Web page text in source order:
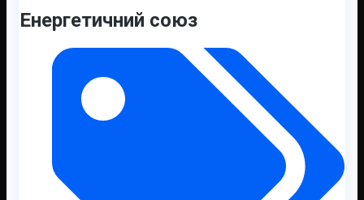
Енергетичний союз